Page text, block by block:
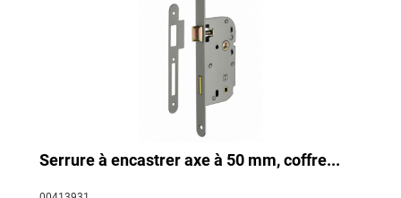
Serrure à encastrer axe à 50 mm, coffre...